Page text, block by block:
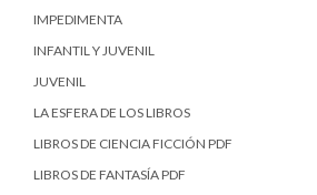
IMPEDIMENTA
INFANTIL Y JUVENIL
JUVENIL
LA ESFERA DE LOS LIBROS
LIBROS DE CIENCIA FICCIÓN PDF
LIBROS DE FANTASÍA PDF